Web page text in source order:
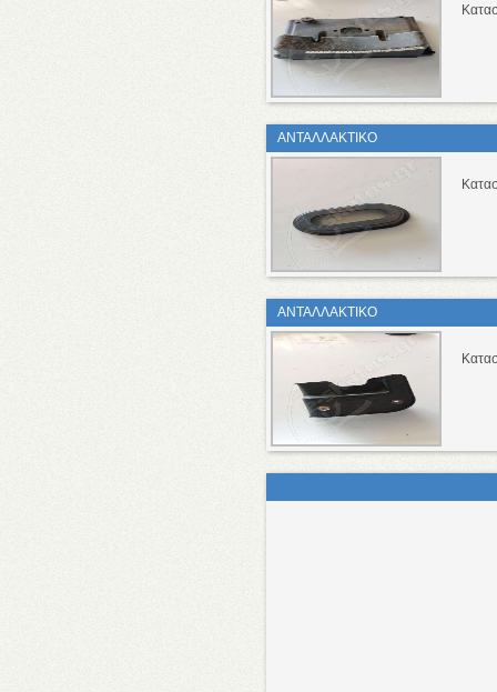
ΑΝΤΑΛΛΑΚΤΙΚΟ
ΑΝΤΑΛΛΑΚΤΙΚΟ